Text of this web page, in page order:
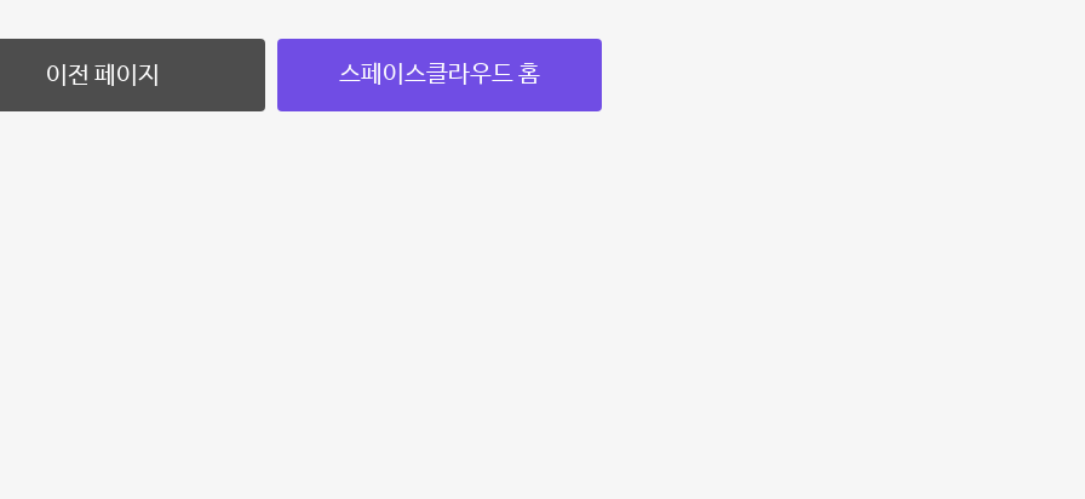
이전 페이지 스페이스클라우드 홈